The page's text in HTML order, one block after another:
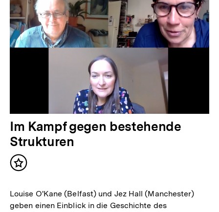
Im Kampf gegen bestehende
Strukturen
Inhalt
Louise O'Kane (Belfast) und Jez Hall (Manchester)
geben einen Einblick in die Geschichte des